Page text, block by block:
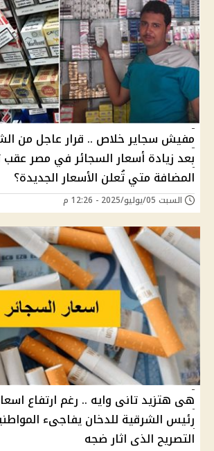
مفيش سجاير خلاص .. قرار عاجل من
بعد زيادة أسعار السجائر في مصر عقب
المضافة متي تُعلن الأسعار الجديدة؟
السبت 05/يوليو/2025 - 12:26 م
هى هتزيد تانى وايه .. رغم ارتفاع
رئيس الشرقية للدخان يفاجىء
التصريح الذى اثار ضجه